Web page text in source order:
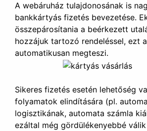
A webáruház tulajdonosának is
bankkártyás fizetés bevezetése.
összepárosítania a beérkezett
hozzájuk tartozó rendeléssel, ezt
automatikusan megteszi.
Sikeres fizetés esetén lehetőség
folyamatok elindítására (pl.
logisztikának, automata számla
ezáltal még gördülékenyebbé